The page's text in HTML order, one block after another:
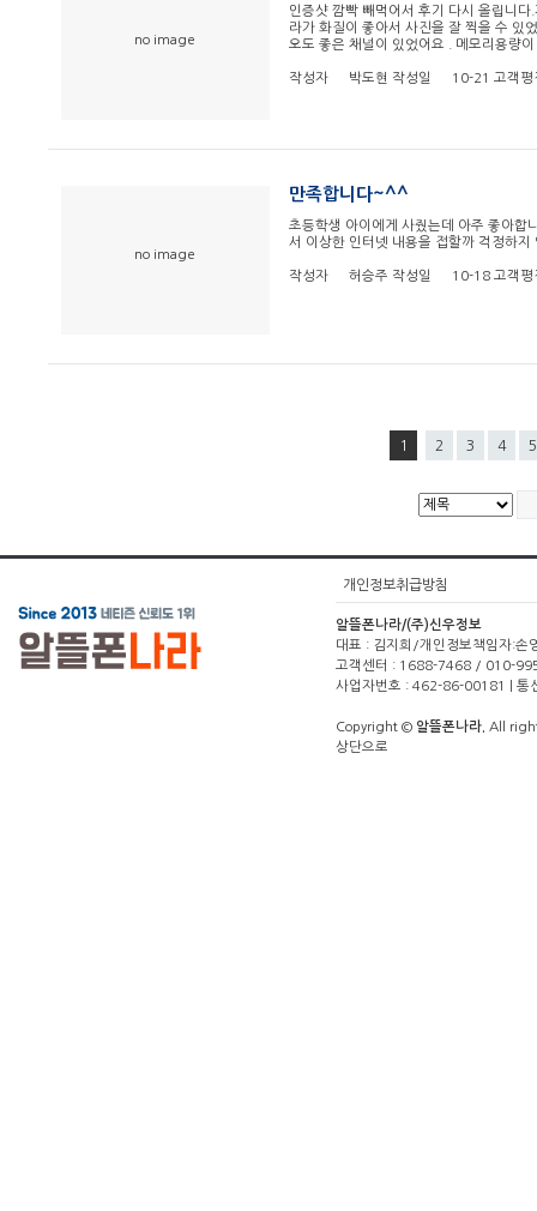
no image
인증샷 깜빡 빼먹어서 후기 다시 올립니
라가 화질이 좋아서 사진을 잘 찍을 수 있
오도 좋은 채널이 있었어요 . 메모리용량
작성자 박도현 작성일 10-21 고객평
no image
만족합니다~^^
초등학생 아이에게 사줬는데 아주 좋아
서 이상한 인터넷 내용을 접할까 걱정하
작성자 허승주 작성일 10-18 고객평
1 2 3 4 5
개인정보취급방침
알뜰폰나라/(주)신우정보
대표 : 김지희/개인정보책임자:
고객센터 : 1688-7468 / 010-
사업자번호 : 462-86-00181 | 통
Copyright © 알뜰폰나라. All
상단으로